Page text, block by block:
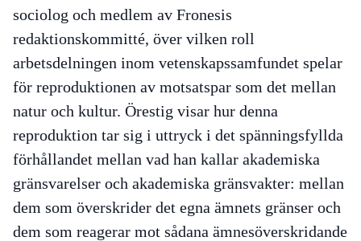
sociolog och medlem av Fronesis
redaktionskommitté, över vilken roll
arbetsdelningen inom vetenskapssamfundet spelar
för reproduktionen av motsatspar som det mellan
natur och kultur. Örestig visar hur denna
reproduktion tar sig i uttryck i det spänningsfyllda
förhållandet mellan vad han kallar akademiska
gränsvarelser och akademiska gränsvakter: mellan
dem som överskrider det egna ämnets gränser och
dem som reagerar mot sådana ämnesöverskridande